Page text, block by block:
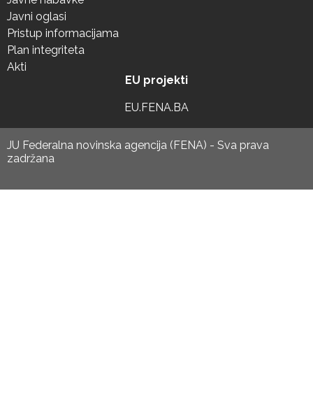
Javni oglasi
Pristup informacijama
Plan integriteta
Akti
EU projekti
EU.FENA.BA
JU Federalna novinska agencija (FENA) - Sva prava
zadržana